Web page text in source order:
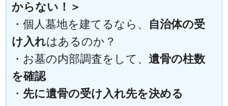
からない！＞
・個人墓地を建てるなら、
自治体の受
け入れはあるのか？
・お墓の内部調査をして、遺骨の柱数
を確認
・ 先に遺骨の受け入れ先を決める